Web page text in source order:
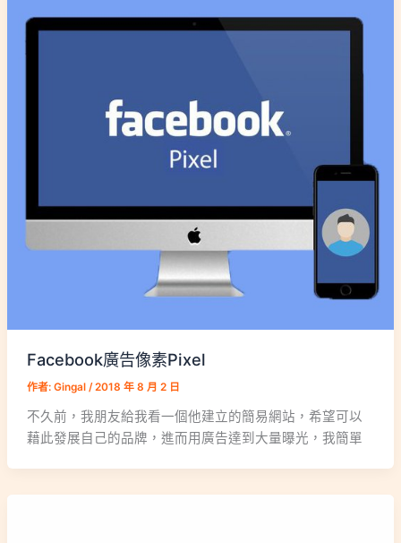
Facebook廣告像素Pixel
作者: Gingal /2018 年 8 月 2 日
不久前，我朋友給我看一個他建立的簡易網站，希望可以
藉此發展自己的品牌，進而用廣告達到大量曝光，我簡單